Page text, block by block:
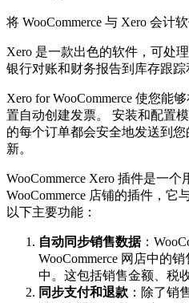
将 WooCommerce 与 Xero 会计软
Xero 是一款出色的软件，可处
银行对账和财务报告到库存跟踪
Xero for WooCommerce 使您能
置自动创建发票。 安装和配置
的每个订单都会安全地发送到
新。
WooCommerce Xero 插件是一个
WooCommerce 店铺的插件，它
以下主要功能：
自动同步销售数据：
WooCommerce 网店中的
中。这包括销售金额、税
同步支付和退款 ：除了销